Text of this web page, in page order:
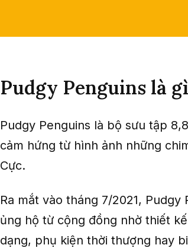
Pudgy Penguins là
Pudgy Penguins là bộ sưu tập
cảm hứng từ hình ảnh những
Cực.
Ra mắt vào tháng 7/2021,
ủng hộ từ cộng đồng nhờ thiết
dạng, phụ kiện thời thượng hay